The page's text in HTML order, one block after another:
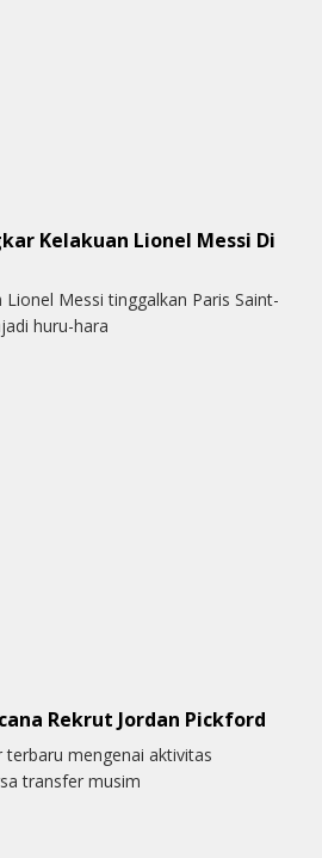
Kelakuan Lionel Messi Di
Messi tinggalkan Paris Saint-
huru-hara
Rekrut Jordan Pickford
terbaru mengenai aktivitas
transfer musim